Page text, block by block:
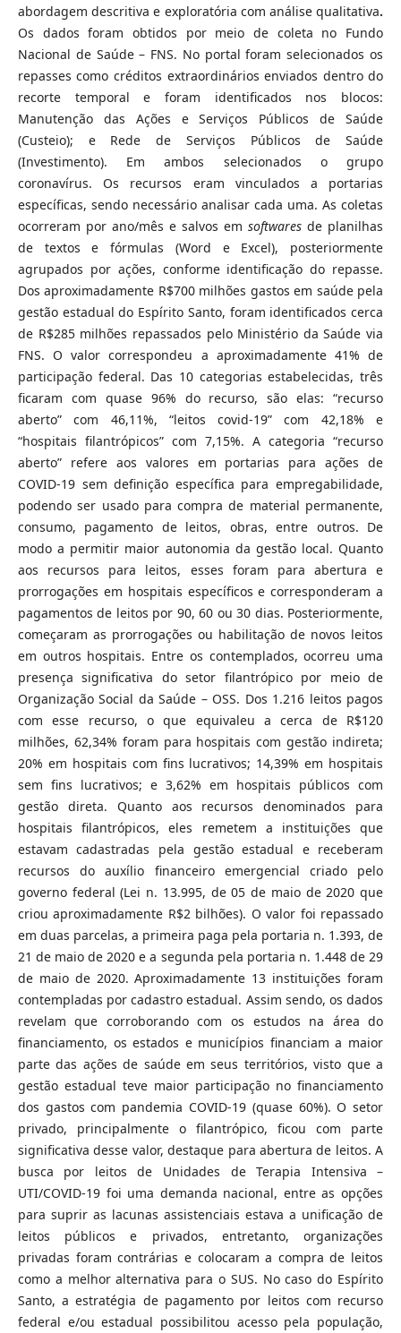
abordagem descritiva e exploratória com análise qualitativa.
Os dados foram obtidos por meio de coleta no Fundo
Nacional de Saúde – FNS. No portal foram selecionados os
repasses como créditos extraordinários enviados dentro do
recorte temporal e foram identificados nos blocos:
Manutenção das Ações e Serviços Públicos de Saúde
(Custeio); e Rede de Serviços Públicos de Saúde
(Investimento). Em ambos selecionados o grupo
coronavírus. Os recursos eram vinculados a portarias
específicas, sendo necessário analisar cada uma. As coletas
ocorreram por ano/mês e salvos emsoftwares de planilhas
de textos e fórmulas (Word e Excel), posteriormente
agrupados por ações, conforme identificação do repasse.
Dos aproximadamente R$700 milhões gastos em saúde pela
gestão estadual do Espírito Santo, foram identificados cerca
de R$285 milhões repassados pelo Ministério da Saúde via
FNS. O valor correspondeu a aproximadamente 41% de
participação federal. Das 10 categorias estabelecidas, três
ficaram com quase 96% do recurso, são elas: “recurso
aberto” com 46,11%, “leitos covid-19” com 42,18% e
“hospitais filantrópicos” com 7,15%. A categoria “recurso
aberto” refere aos valores em portarias para ações de
COVID-19 sem definição específica para empregabilidade,
podendo ser usado para compra de material permanente,
consumo, pagamento de leitos, obras, entre outros. De
modo a permitir maior autonomia da gestão local. Quanto
aos recursos para leitos, esses foram para abertura e
prorrogações em hospitais específicos e corresponderam a
pagamentos de leitos por 90, 60 ou 30 dias. Posteriormente,
começaram as prorrogações ou habilitação de novos leitos
em outros hospitais. Entre os contemplados, ocorreu uma
presença significativa do setor filantrópico por meio de
Organização Social da Saúde – OSS. Dos 1.216 leitos pagos
com esse recurso, o que equivaleu a cerca de R$120
milhões, 62,34% foram para hospitais com gestão indireta;
20% em hospitais com fins lucrativos; 14,39% em hospitais
sem fins lucrativos; e 3,62% em hospitais públicos com
gestão direta. Quanto aos recursos denominados para
hospitais filantrópicos, eles remetem a instituições que
estavam cadastradas pela gestão estadual e receberam
recursos do auxílio financeiro emergencial criado pelo
governo federal (Lei n. 13.995, de 05 de maio de 2020 que
criou aproximadamente R$2 bilhões). O valor foi repassado
em duas parcelas, a primeira paga pela portaria n. 1.393, de
21 de maio de 2020 e a segunda pela portaria n. 1.448 de 29
de maio de 2020. Aproximadamente 13 instituições foram
contempladas por cadastro estadual. Assim sendo, os dados
revelam que corroborando com os estudos na área do
financiamento, os estados e municípios financiam a maior
parte das ações de saúde em seus territórios, visto que a
gestão estadual teve maior participação no financiamento
dos gastos com pandemia COVID-19 (quase 60%). O setor
privado, principalmente o filantrópico, ficou com parte
significativa desse valor, destaque para abertura de leitos. A
busca por leitos de Unidades de Terapia Intensiva –
UTI/COVID-19 foi uma demanda nacional, entre as opções
para suprir as lacunas assistenciais estava a unificação de
leitos públicos e privados, entretanto, organizações
privadas foram contrárias e colocaram a compra de leitos
como a melhor alternativa para o SUS. No caso do Espírito
Santo, a estratégia de pagamento por leitos com recurso
federal e/ou estadual possibilitou acesso pela população,